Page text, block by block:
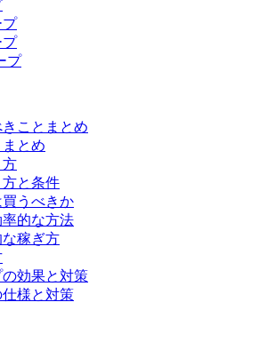
プ
プ
プ
ことまとめ
とめ
方
と条件
うべきか
的な方法
稼ぎ方
効果と対策
仕様と対策